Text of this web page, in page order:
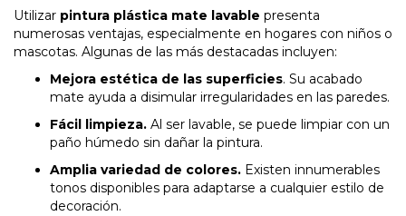
Utilizar pintura plástica mate lavable presenta
numerosas ventajas, especialmente en hogares con niños o
mascotas. Algunas de las más destacadas incluyen:
Mejora estética de las superficies. Su acabado
mate ayuda a disimular irregularidades en las paredes.
Fácil limpieza. Al ser lavable, se puede limpiar con un
paño húmedo sin dañar la pintura.
Amplia variedad de colores. Existen innumerables
tonos disponibles para adaptarse a cualquier estilo de
decoración.